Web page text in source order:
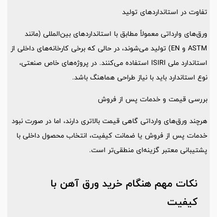
تفاوت در استانداردهای تولید
ورق‌های وارداتی معمولاً مطابق با استانداردهای بین‌المللی (مانند
ASTM و EN) تولید می‌شوند، در حالی که برخی کارخانه‌های داخلی از
استاندارد ملی ISIRI استفاده می‌کنند. در پروژه‌های خاص صنعتی،
نوع استاندارد باید با نیاز طراحی هماهنگ باشد.
بررسی قیمت و خدمات پس از فروش
هرچند ورق‌های وارداتی گاهی قیمت بالاتری دارند، اما در صورت نبود
خدمات پس از فروش یا ضمانت کیفیت، انتخاب محصول داخلی با
پشتیبانی معتبر گزینه‌ای منطقی‌تر است.
نکات مهم هنگام خرید ورق آهن با
کیفیت